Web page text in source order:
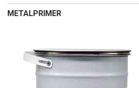
METALPRIMER